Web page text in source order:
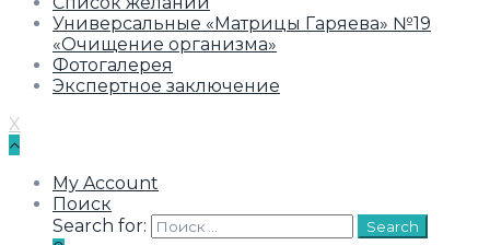
Универсальные «Матрицы Гаряева» №19
«Очищение организма»
Фотогалерея
Экспертное заключение
X
My Account
Поиск
Search for:
Search